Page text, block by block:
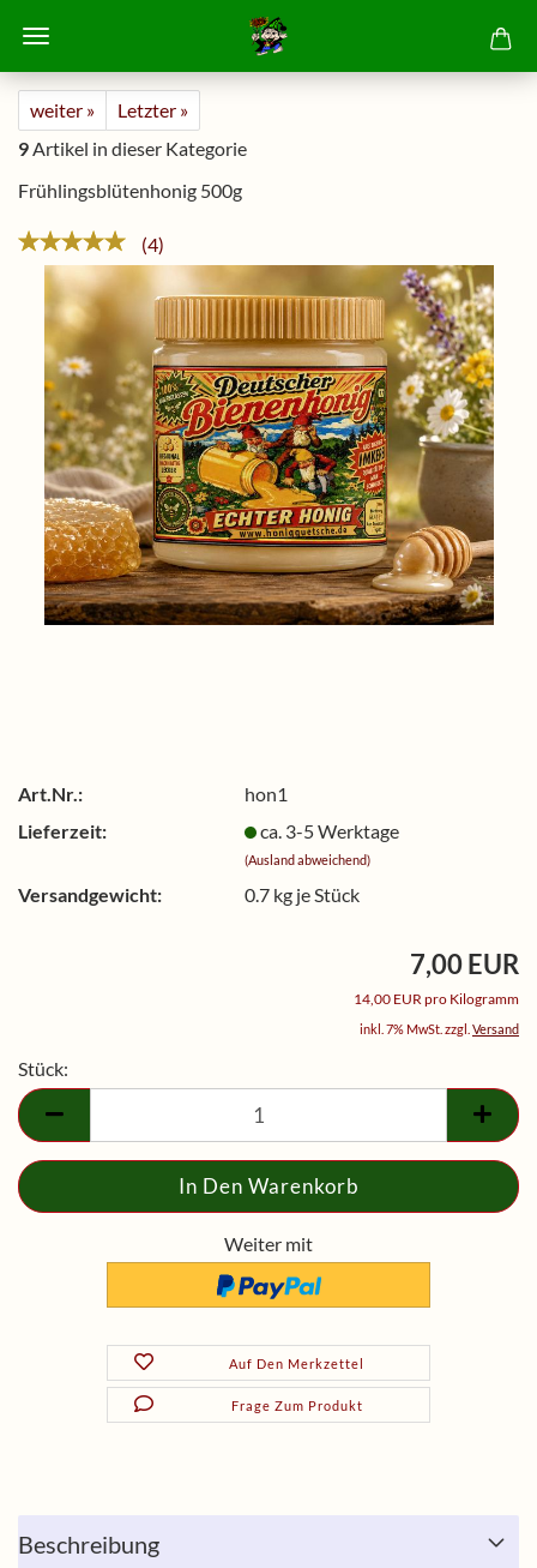
weiter »
Letzter »
9Artikel in dieser Kategorie
Frühlingsblütenhonig 500g
4
Art.Nr.:
hon1
Lieferzeit:
ca. 3-5 Werktage
(Ausland abweichend)
Versandgewicht: 0.7 kg je Stück
7,00 EUR
14,00 EUR pro Kilogramm
inkl. 7% MwSt. zzgl. Versand
Stück:
Stück
Weiter mit
Auf Den Merkzettel
Frage Zum Produkt
Beschreibung